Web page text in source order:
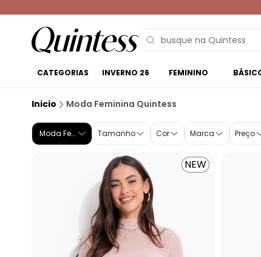
CATEGORIAS INVERNO 26 FEMININO
Inicio Moda Feminina Quintess
Moda Feminina Tamanho Cor Marca Preço
NEW